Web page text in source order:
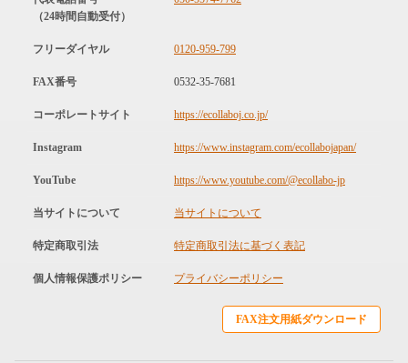
（24時間自動受付）
フリーダイヤル 0120-959-799
FAX番号 0532-35-7681
コーポレートサイト https://ecollaboj.co.jp/
Instagram https://www.instagram.com/ecollabojapan/
YouTube https://www.youtube.com/@ecollabo-jp
当サイトについて 当サイトについて
特定商取引法 特定商取引法に基づく表記
個人情報保護ポリシー プライバシーポリシー
FAX注文用紙ダウンロード